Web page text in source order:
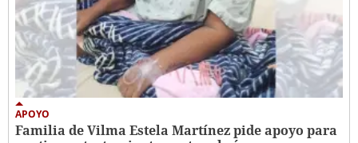
APOYO
Familia de Vilma Estela Martínez pide apoyo para